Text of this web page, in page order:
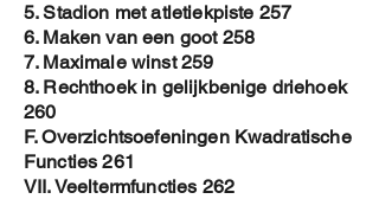
5. Stadion met atletiekpiste 257
6. Maken van een goot 258
7. Maximale winst 259
8. Rechthoek in gelijkbenige driehoek
260
F. Overzichtsoefeningen Kwadratische
Functies 261
VII. Veeltermfuncties 262